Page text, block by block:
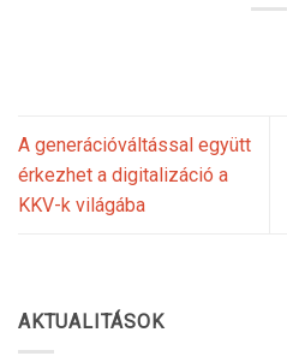
A generációváltással együtt
érkezhet a digitalizáció a
KKV-k világába
AKTUALITÁSOK